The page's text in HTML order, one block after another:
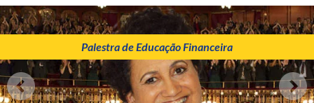
Palestra de Educação Financeira